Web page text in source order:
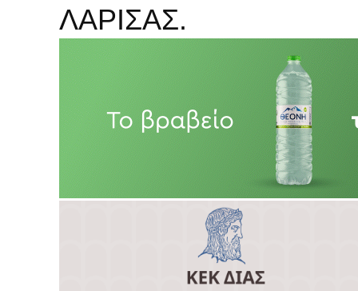
ΛΑΡΙΣΑΣ.